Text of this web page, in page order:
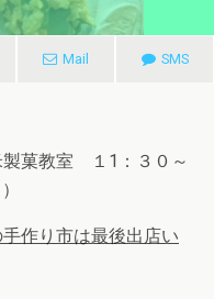
Mail SMS
製菓教室 １1：３０～
作り市は最後出店い